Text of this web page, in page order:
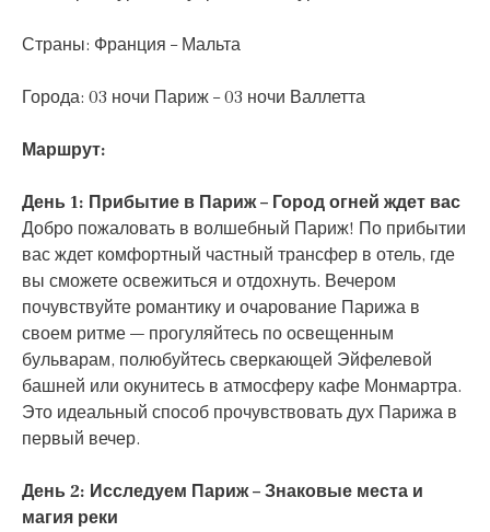
Страны: Франция – Мальта
Города: 03 ночи Париж – 03 ночи Валлетта
Маршрут:
День 1: Прибытие в Париж – Город огней ждет вас
Добро пожаловать в волшебный Париж! По прибытии
вас ждет комфортный частный трансфер в отель, где
вы сможете освежиться и отдохнуть. Вечером
почувствуйте романтику и очарование Парижа в
своем ритме — прогуляйтесь по освещенным
бульварам, полюбуйтесь сверкающей Эйфелевой
башней или окунитесь в атмосферу кафе Монмартра.
Это идеальный способ прочувствовать дух Парижа в
первый вечер.
День 2: Исследуем Париж – Знаковые места и
магия реки